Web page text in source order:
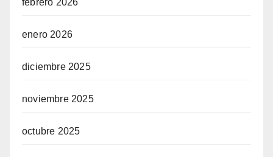
enero 2026
diciembre 2025
noviembre 2025
octubre 2025